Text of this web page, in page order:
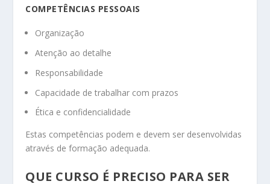
COMPETÊNCIAS PESSOAIS
Organização
Atenção ao detalhe
Responsabilidade
Capacidade de trabalhar com prazos
Ética e confidencialidade
Estas competências podem e devem ser desenvolvidas
através de formação adequada.
QUE CURSO É PRECISO PARA SER